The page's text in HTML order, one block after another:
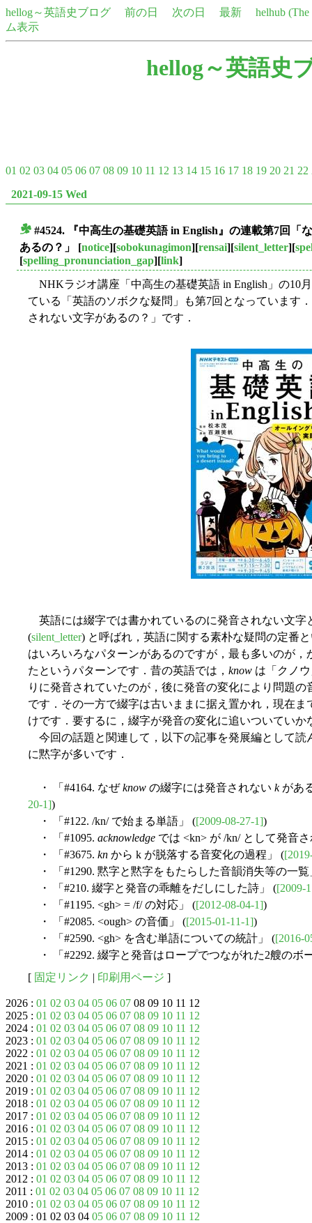
hellog～英語史ブログ 前の日 次の日 最新
helhub
ム表示
hellog～英語史
01 02 03 04 05 06 07 08 09 10 11 12 13 14 15 16 17 18 19 20 21 22
2021-09-15 Wed
#4524. 『中高生の基礎英語 in English』の連載第7回「
あるの？」
[notice][sobokunagimon][rensai][silent_letter][
[spelling_pronunciation_gap][link]
NHKラジオ講座「中高生の基礎英語 in English」の10
ている「英語のソボクな疑問」も第7回となっています
されない文字があるの？」です．
英語には綴字では書かれているのに発音されない文字
(silent_letter) と呼ばれ，英語に関する素朴な疑問の定番
はいろいろなパターンがあるのですが，最も多いのが
たというパターンです．昔の英語では， know は「クノ
りに発音されていたのが，後に発音の変化により問題
です．その一方で綴字は古いままに据え置かれ，現在
けです．要するに，綴字が発音の変化に追いついていか
今回の話題と関連して，以下の記事を発展編として読
に黙字が多いです．
・ 「#4164. なぜknow の綴字には発音されない kがあ
20-1])
・ 「#122. /kn/ で始まる単語」 ([2009-08-27-1])
・ 「#1095. acknowledge では <kn> が /kn/ として発音
・ 「#3675. kn から k が脱落する音変化の過程」 (
・ 「#1290. 黙字と黙字をもたらした音韻消失等の一覧
・ 「#210. 綴字と発音の乖離をだしにした詩」 ([2009-
・ 「#1195. <gh> = /f/ の対応」 ([2012-08-04-1])
・ 「#2085. <ough> の音価」 ([2015-01-11-1])
・ 「#2590. <gh> を含む単語についての統計」 ([2016-
・ 「#2292. 綴字と発音はロープでつながれた2艘のボ
[ 固定リンク | 印刷用ページ ]
2026 : 01 02 03 04 05 06 07 08 09 10 11 12
2025 : 01 02 03 04 05 06 07 08 09 10 11 12
2024 : 01 02 03 04 05 06 07 08 09 10 11 12
2023 : 01 02 03 04 05 06 07 08 09 10 11 12
2022 : 01 02 03 04 05 06 07 08 09 10 11 12
2021 : 01 02 03 04 05 06 07 08 09 10 11 12
2020 : 01 02 03 04 05 06 07 08 09 10 11 12
2019 : 01 02 03 04 05 06 07 08 09 10 11 12
2018 : 01 02 03 04 05 06 07 08 09 10 11 12
2017 : 01 02 03 04 05 06 07 08 09 10 11 12
2016 : 01 02 03 04 05 06 07 08 09 10 11 12
2015 : 01 02 03 04 05 06 07 08 09 10 11 12
2014 : 01 02 03 04 05 06 07 08 09 10 11 12
2013 : 01 02 03 04 05 06 07 08 09 10 11 12
2012 : 01 02 03 04 05 06 07 08 09 10 11 12
2011 : 01 02 03 04 05 06 07 08 09 10 11 12
2010 : 01 02 03 04 05 06 07 08 09 10 11 12
2009 : 01 02 03 04 05 06 07 08 09 10 11 12